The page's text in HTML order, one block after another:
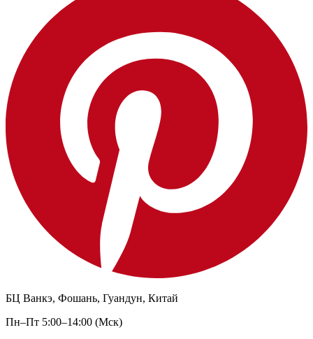
БЦ Ванкэ, Фошань, Гуандун, Китай
Пн–Пт 5:00–14:00 (Мск)